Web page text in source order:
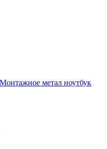
метал ноутбук